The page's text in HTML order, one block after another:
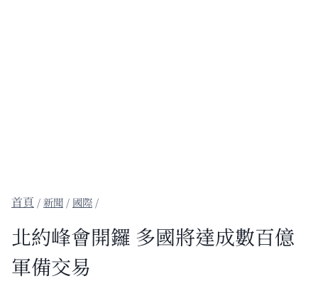
/新聞 / 國際 /
北約峰會開鑼 多國將達成數百億
軍備交易